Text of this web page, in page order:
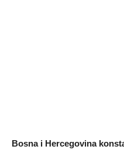
Bosna i Hercegovina